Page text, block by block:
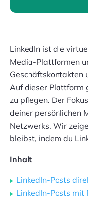
LinkedIn ist die
Media-Plattformen
Geschäftskontakten
Auf dieser Plattform
zu pflegen. Der
deiner persönlichen
Netzwerks. Wir
bleibst, indem du
Inhalt
LinkedIn-Posts
LinkedIn-Posts mit